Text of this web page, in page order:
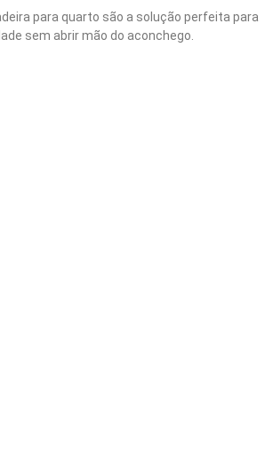
para quarto são a solução perfeita para
sem abrir mão do aconchego.